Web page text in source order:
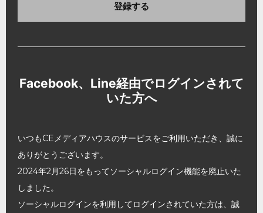
登録する
Facebook、Line経由でログインされて
いた方へ
いつもCEメディアハウスのサービスをご利用いただき、誠に
ありがとうございます。
2024年2月26日をもってソーシャルログイン機能を廃止いた
しました。
ソーシャルログインを利用してログインされていた方は、誠